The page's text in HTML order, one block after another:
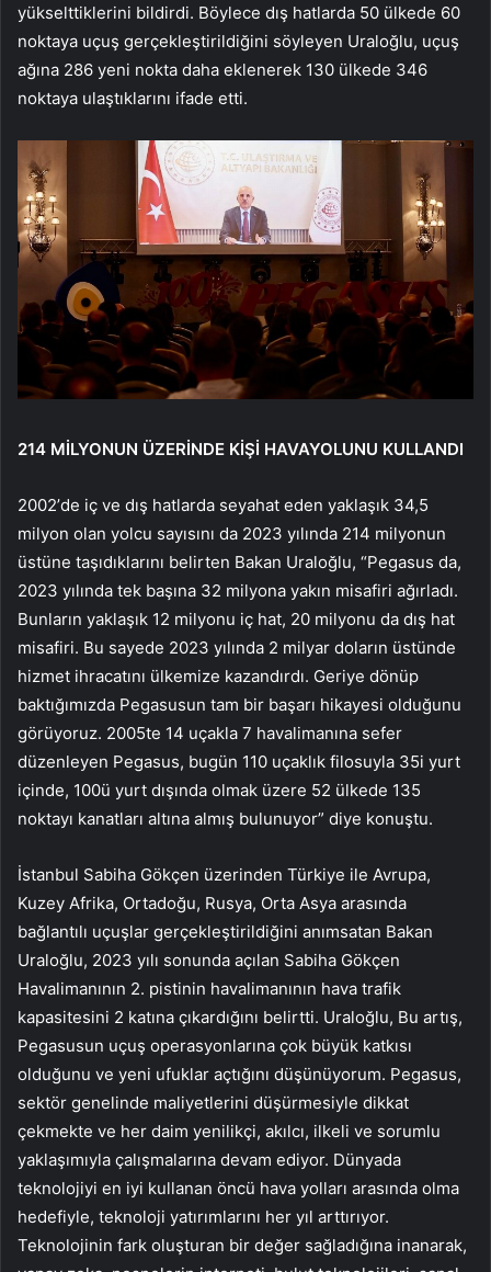
yükselttiklerini bildirdi. Böylece dış hatlarda 50 ülkede 60
noktaya uçuş gerçekleştirildiğini söyleyen Uraloğlu, uçuş
ağına 286 yeni nokta daha eklenerek 130 ülkede 346
noktaya ulaştıklarını ifade etti.
214 MİLYONUN ÜZERİNDE KİŞİ HAVAYOLUNU KULLANDI
2002’de iç ve dış hatlarda seyahat eden yaklaşık 34,5
milyon olan yolcu sayısını da 2023 yılında 214 milyonun
üstüne taşıdıklarını belirten Bakan Uraloğlu, “Pegasus da,
2023 yılında tek başına 32 milyona yakın misafiri ağırladı.
Bunların yaklaşık 12 milyonu iç hat, 20 milyonu da dış hat
misafiri. Bu sayede 2023 yılında 2 milyar doların üstünde
hizmet ihracatını ülkemize kazandırdı. Geriye dönüp
baktığımızda Pegasusun tam bir başarı hikayesi olduğunu
görüyoruz. 2005te 14 uçakla 7 havalimanına sefer
düzenleyen Pegasus, bugün 110 uçaklık filosuyla 35i yurt
içinde, 100ü yurt dışında olmak üzere 52 ülkede 135
noktayı kanatları altına almış bulunuyor” diye konuştu.
İstanbul Sabiha Gökçen üzerinden Türkiye ile Avrupa,
Kuzey Afrika, Ortadoğu, Rusya, Orta Asya arasında
bağlantılı uçuşlar gerçekleştirildiğini anımsatan Bakan
Uraloğlu, 2023 yılı sonunda açılan Sabiha Gökçen
Havalimanının 2. pistinin havalimanının hava trafik
kapasitesini 2 katına çıkardığını belirtti. Uraloğlu, Bu artış,
Pegasusun uçuş operasyonlarına çok büyük katkısı
olduğunu ve yeni ufuklar açtığını düşünüyorum. Pegasus,
sektör genelinde maliyetlerini düşürmesiyle dikkat
çekmekte ve her daim yenilikçi, akılcı, ilkeli ve sorumlu
yaklaşımıyla çalışmalarına devam ediyor. Dünyada
teknolojiyi en iyi kullanan öncü hava yolları arasında olma
hedefiyle, teknoloji yatırımlarını her yıl arttırıyor.
Teknolojinin fark oluşturan bir değer sağladığına inanarak,